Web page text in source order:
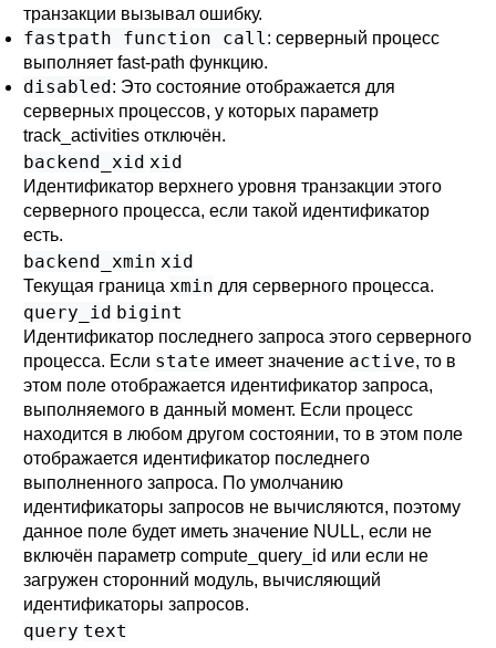
транзакции вызывал ошибку.
fastpath function call: серверный процесс
выполняет fast-path функцию.
disabled: Это состояние отображается для
серверных процессов, у которых параметр
track_activities отключён.
backend_xid xid
Идентификатор верхнего уровня транзакции этого
серверного процесса, если такой идентификатор
есть.
backend_xmin xid
Текущая граница xmin для серверного процесса.
query_id bigint
Идентификатор последнего запроса этого серверного
процесса. Если state имеет значение active, то в
этом поле отображается идентификатор запроса,
выполняемого в данный момент. Если процесс
находится в любом другом состоянии, то в этом поле
отображается идентификатор последнего
выполненного запроса. По умолчанию
идентификаторы запросов не вычисляются, поэтому
данное поле будет иметь значение NULL, если не
включён параметр compute_query_id или если не
загружен сторонний модуль, вычисляющий
идентификаторы запросов.
query text